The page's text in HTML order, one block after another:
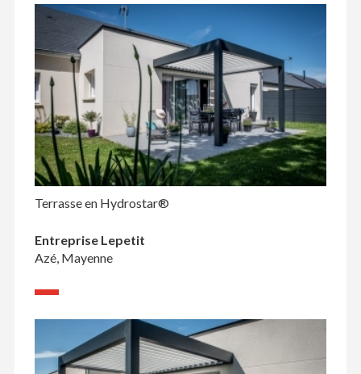
Terrasse en Hydrostar®
Entreprise Lepetit
Azé, Mayenne